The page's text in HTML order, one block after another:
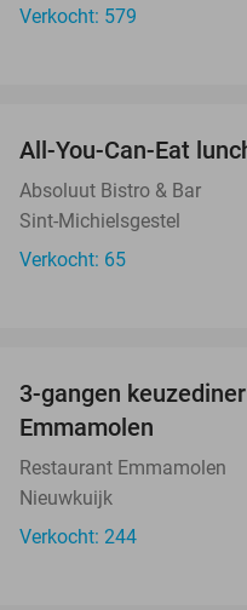
Verkocht: 579
All-You-Can-Eat
Absoluut Bistro & Bar
Sint-Michielsgestel
Verkocht: 65
3-gangen
Emmamolen
Restaurant Emmamolen
Nieuwkuijk
Verkocht: 244